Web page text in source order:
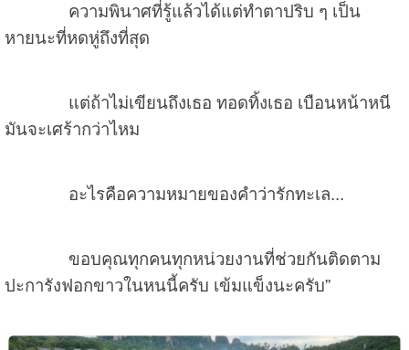
ความพินาศที่รู้แล้วได้แต่ทำตาปริบ ๆ เป็น
หายนะที่หดหู่ถึงที่สุด
แต่ถ้าไม่เขียนถึงเธอ ทอดทิ้งเธอ เบือนหน้าหนี
มันจะเศร้ากว่าไหม
อะไรคือความหมายของคำว่ารักทะเล...
ขอบคุณทุกคนทุกหน่วยงานที่ช่วยกันติดตาม
ปะการังฟอกขาวในหนนี้ครับ เข้มแข็งนะครับ”